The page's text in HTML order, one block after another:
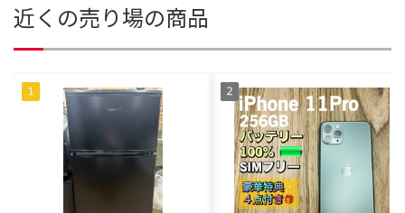
近くの売り場の商品